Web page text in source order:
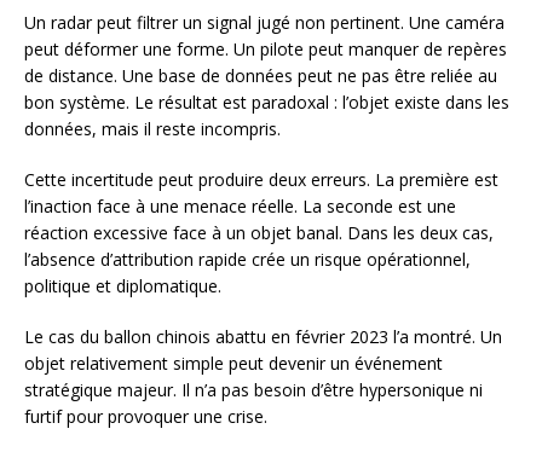
Un radar peut filtrer un signal jugé non pertinent. Une caméra
peut déformer une forme. Un pilote peut manquer de repères
de distance. Une base de données peut ne pas être reliée au
bon système. Le résultat est paradoxal : l’objet existe dans les
données, mais il reste incompris.
Cette incertitude peut produire deux erreurs. La première est
l’inaction face à une menace réelle. La seconde est une
réaction excessive face à un objet banal. Dans les deux cas,
l’absence d’attribution rapide crée un risque opérationnel,
politique et diplomatique.
Le cas du ballon chinois abattu en février 2023 l’a montré. Un
objet relativement simple peut devenir un événement
stratégique majeur. Il n’a pas besoin d’être hypersonique ni
furtif pour provoquer une crise.